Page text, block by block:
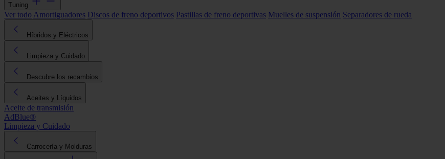
Tuning
Ver todo Amortiguadores Discos de freno deportivos Pastillas de freno deportivas Muelles de suspensión Separadores de rueda
Híbridos y Eléctricos
Limpieza y Cuidado
Descubre los recambios
Aceites y Líquidos
Aceite de transmisión
AdBlue®
Limpieza y Cuidado
Carrocería y Molduras